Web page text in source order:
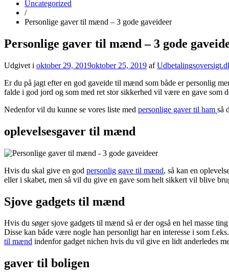
Uncategorized
/
Personlige gaver til mænd – 3 gode gaveideer
Personlige gaver til mænd – 3 gode
Udgivet i oktober 29, 2019oktober 25, 2019 af
Er du på jagt efter en god gaveide til mænd som både er personlig
falde i god jord og som med ret stor sikkerhed vil være en gave som
Nedenfor vil du kunne se vores liste med personlige gaver til ham så
oplevelsesgaver til mænd
Hvis du skal give en god personlig gave til mænd, så kan en
eller i skabet, men så vil du give en gave som helt sikkert vil blive
Sjove gadgets til mænd
Hvis du søger sjove gadgets til mænd så er der også en hel masse
Disse kan både være nogle han personligt har en interesse i som
til mænd indenfor gadget nichen hvis du vil give en lidt anderledes
gaver til boligen